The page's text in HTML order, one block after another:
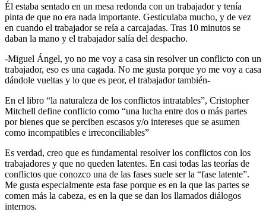
Él estaba sentado en un mesa redonda con un trabajador y tenía
pinta de que no era nada importante. Gesticulaba mucho, y de vez
en cuando el trabajador se reía a carcajadas. Tras 10 minutos se
daban la mano y el trabajador salía del despacho.
-Miguel Ángel, yo no me voy a casa sin resolver un conflicto con un
trabajador, eso es una cagada. No me gusta porque yo me voy a casa
dándole vueltas y lo que es peor, el trabajador también-
En el libro “la naturaleza de los conflictos intratables”, Cristopher
Mitchell define conflicto como “una lucha entre dos o más partes
por bienes que se perciben escasos y/o intereses que se asumen
como incompatibles e irreconciliables”
Es verdad, creo que es fundamental resolver los conflictos con los
trabajadores y que no queden latentes. En casi todas las teorías de
conflictos que conozco una de las fases suele ser la “fase latente”.
Me gusta especialmente esta fase porque es en la que las partes se
comen más la cabeza, es en la que se dan los llamados diálogos
internos.